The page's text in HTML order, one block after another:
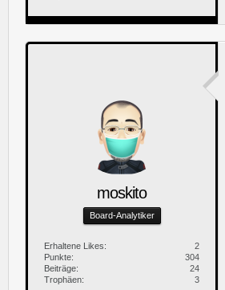
moskito
Board-Analytiker
Erhaltene Likes
2
Punkte
304
Beiträge
24
Trophäen
3